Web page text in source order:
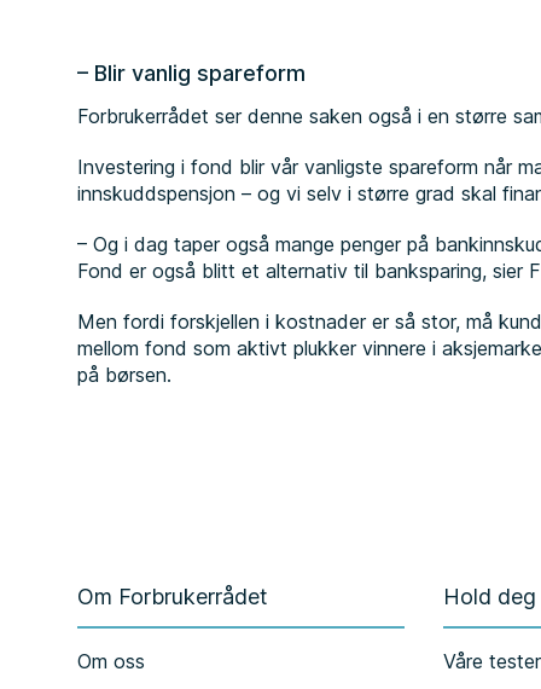
– Blir vanlig spareform
Forbrukerrådet ser denne saken også i en større
Investering i fond blir vår vanligste spareform når
innskuddspensjon – og vi selv i større grad skal
– Og i dag taper også mange penger på
Fond er også blitt et alternativ til banksparing, sier
Men fordi forskjellen i kostnader er så stor, må
mellom fond som aktivt plukker vinnere i
på børsen.
Om Forbrukerrådet
Om oss
Hold
Våre tester